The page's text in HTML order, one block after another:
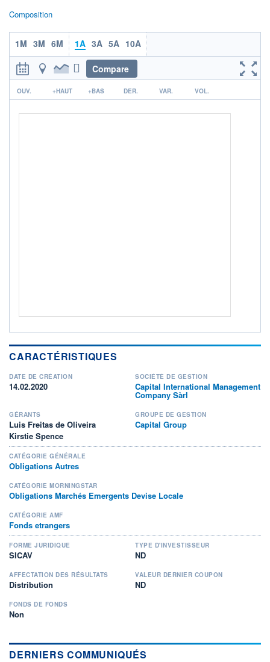
2 974M / 31.07.26
NOTATION MORNINGSTAR ⁽¹⁾
RISQUE DU FONDS (SRI)
3/7
Composition
1M 3M 6M 1A 3A 5A 10A
Compare
r
OUV. +HAUT +BAS DER. VAR. VOL.
CARACTÉRISTIQUES
DATE DE CRÉATION
14.02.2020
SOCIÉTÉ DE GESTION
Capital International Management
Company Sàrl
GÉRANTS
Luis Freitas de Oliveira
Kirstie Spence
GROUPE DE GESTION
Capital Group
CATÉGORIE GÉNÉRALE
Obligations Autres
CATÉGORIE MORNINGSTAR
Obligations Marchés Emergents Devise Locale
CATÉGORIE AMF
Fonds etrangers
FORME JURIDIQUE
SICAV
TYPE D'INVESTISSEUR
ND
AFFECTATION DES RÉSULTATS
Distribution
VALEUR DERNIER COUPON
ND
FONDS DE FONDS
Non
DERNIERS COMMUNIQUÉS